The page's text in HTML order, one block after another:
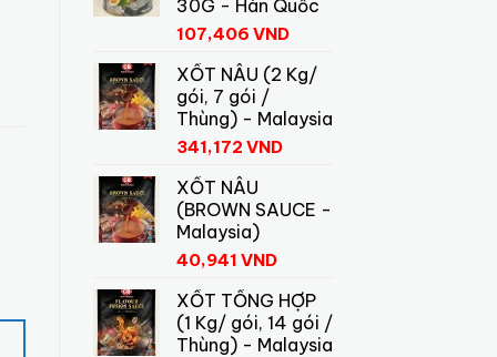
30G - Hàn Quốc
107,406 VND
XỐT NÂU (2 Kg/
gói, 7 gói /
Thùng) - Malaysia
341,172 VND
XỐT NÂU
(BROWN SAUCE -
Malaysia)
40,941 VND
XỐT TỔNG HỢP
(1 Kg/ gói, 14 gói /
Thùng) - Malaysia